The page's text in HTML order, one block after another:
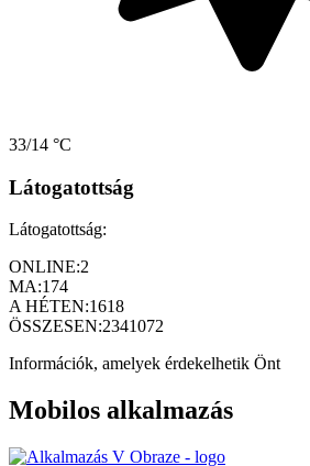
33/14 °C
Látogatottság
Látogatottság:
ONLINE:2
MA:174
A HÉTEN:1618
ÖSSZESEN:2341072
Információk, amelyek érdekelhetik Önt
Mobilos alkalmazás